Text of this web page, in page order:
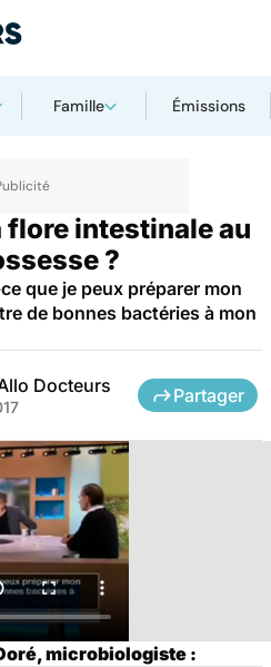
Famille Émissions
flore intestinale au
?
que je peux préparer mon
de bonnes bactéries à mon
Docteurs Partager
microbiologiste :